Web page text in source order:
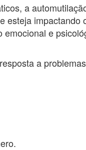
a
esteja impactando
e
a